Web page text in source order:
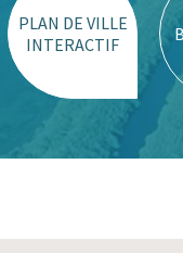
PLAN DE VILLE
INTERACTIF